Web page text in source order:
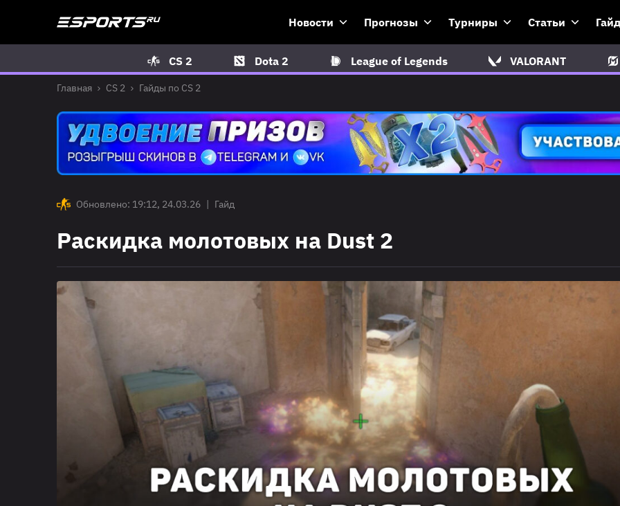
Новости Прогнозы Турниры Статьи
CS 2 Dota 2 League of Legends VALORANT
Главная CS 2 Гайды по CS 2
Обновлено: 19:12, 24.03.26 | Гайд
Раскидка молотовых на Dust 2